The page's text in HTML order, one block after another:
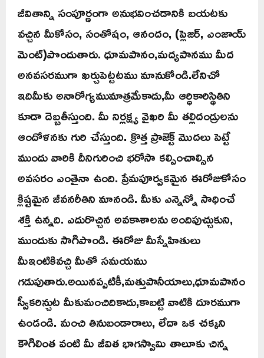
జీవితాన్ని సంపూర్ణంగా అనుభవించడానికి బయటకు
వచ్చిన మీకోసం, సంతోషం, ఆనందం, (ప్లెజర్, ఎంజాయ్
మెంట్)పొందుతారు. ధూమపానం,మద్యపానము మీద
అనవసరముగా ఖర్చుపెట్టటము మానుకోండి.లేనిచో
ఇదిమీకు అనారోగ్యముమాత్రమేకాదు,మీ ఆర్ధికారిస్థితిని
కూడా దెబ్బతీస్తుంది. మీ నిర్లక్ష్య వైఖరి మీ తల్లిదండ్రులను
ఆందోళనకు గురి చేస్తుంది. క్రొత్త ప్రాజెక్ట్ మొదలు పెట్టే
ముందు వారికి దీనిగురించి భరోసా కల్పించాల్సిన
అవసరం ఎంతైనా ఉంది. ప్రేమపూర్వకమైన ఈరోజుకోసం
క్లిష్టమైన జీవనరీతిని మానండి. మీకు ఎన్నెన్నో సాధించే
శక్తి ఉన్నది. ఎదురొచ్చిన అవకాశాలను అందిపుచ్చుకుని,
ముందుకు సాగిపొండి. ఈరోజు మీస్నేహితులు
మీఇంటికివచ్చి మీతో సమయము
గడుపుతారు.అయినప్పటికీ,మత్తుపానీయాలు,ధూమపానం
స్వీకరిన్చుట మీకుమంచిదికాదు,కాబట్టి వాటికి దూరముగా
ఉండండి. మంచి తినుబండారాలు, లేదా ఒక చక్కని
కౌగిలింత వంటి మీ జీవిత భాగస్వామి తాలూకు చిన్న